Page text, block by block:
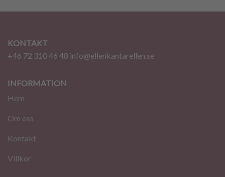
KONTAKT
+46 72 310 46 48 info@ellenkantarellen.se
INFORMATION
Hem
Om oss
Kontakt
Villkor